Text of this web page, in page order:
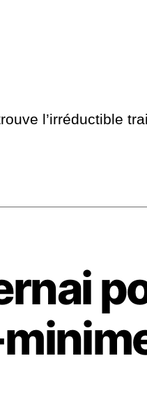
l’irréductible